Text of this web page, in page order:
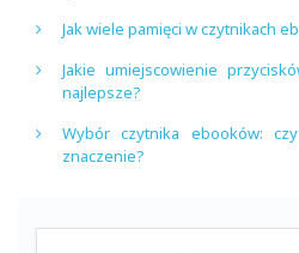
Jak wiele pamięci w czytnikach
Jakie umiejscowienie
najlepsze?
Wybór czytnika ebooków:
znaczenie?